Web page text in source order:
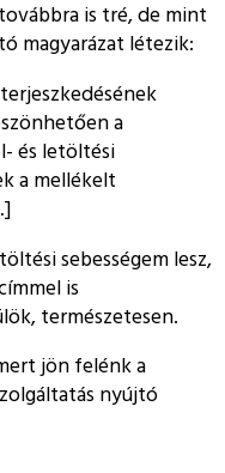
is tré, de mint
magyarázat létezik:
a
és letöltési
a mellékelt
sebességem lesz,
is
természetesen.
jön felénk a
nyújtó